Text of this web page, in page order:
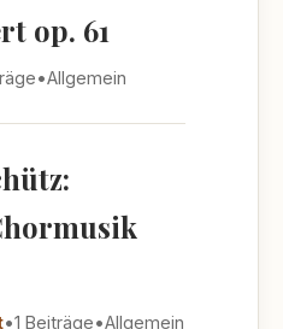
op. 61
•Allgemein
•1 Beiträge•Allgemein